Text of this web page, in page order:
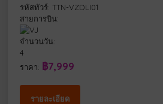
รหัสทัวร์: TTN-VZDLI01
สายการบิน:
จำนวนวัน:
4
ราคา: ฿7,999
รายละเอียด